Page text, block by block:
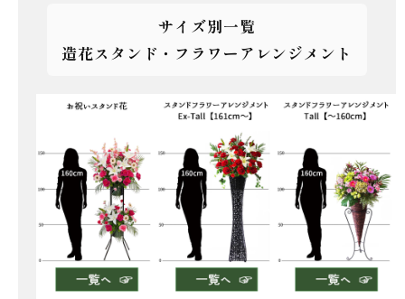
サイズ別一覧
造花スタンド・フラワーアレンジメント